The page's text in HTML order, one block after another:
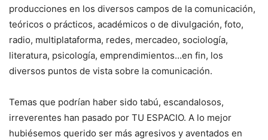
producciones en los diversos campos de la comunicación,
teóricos o prácticos, académicos o de divulgación, foto,
radio, multiplataforma, redes, mercadeo, sociología,
literatura, psicología, emprendimientos…en fin, los
diversos puntos de vista sobre la comunicación.
Temas que podrían haber sido tabú, escandalosos,
irreverentes han pasado por TU ESPACIO. A lo mejor
hubiésemos querido ser más agresivos y aventados en